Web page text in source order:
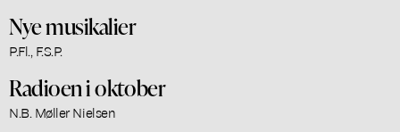
Nye musikalier
P.Fl., F.S.P.
Radioen i oktober
N.B. Møller Nielsen